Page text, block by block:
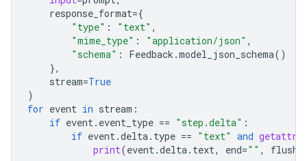
response_format={
"type" : "text" ,
"mime_type" : "application/json" ,
"schema" : Feedback .model_json_schema()
},
stream=True
)
for event in stream :
if event. event_type == "step.delta" :
if event.delta. type == "text" and getattr
print(event.delta. text, end="" , flush